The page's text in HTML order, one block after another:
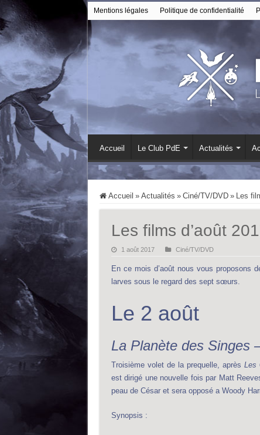
Mentions légales Politique de confidentialité
Accueil Le Club PdE Actualités
Accueil » Actualités » Ciné/TV/DVD » Les
Les films d’août
1 août 2017 Ciné/TV/DVD
En ce mois d’août nous vous proposons
larves sous le regard des sept sœurs.
Le 2 août
La Planète des Singes
Troisième volet de la prequelle, après Les
est dirigé une nouvelle fois par Matt
peau de César et sera opposé a Woody
Synopsis :